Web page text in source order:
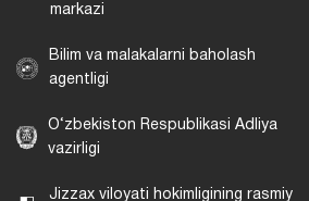
markazi
Bilim va malakalarni baholash
agentligi
O‘zbekiston Respublikasi Adliya
vazirligi
Jizzax viloyati hokimligining rasmiy